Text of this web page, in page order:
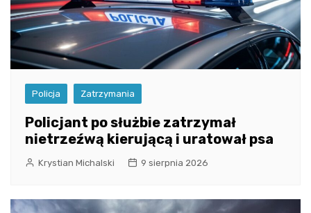
Policja Zatrzymania
Policjant po służbie zatrzymał
nietrzeźwą kierującą i uratował psa
Krystian Michalski 9 sierpnia 2026